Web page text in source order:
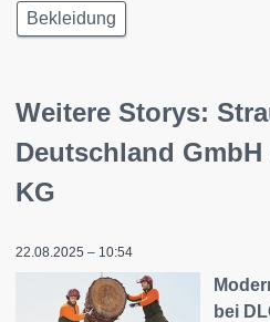
Bekleidung
Weitere Storys:
Deutschland GmbH
KG
22.08.2025 – 10:54
bei